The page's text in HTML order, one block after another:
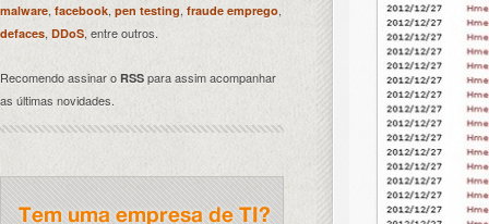
malware, facebook, pen testing, fraude emprego
defaces, DDoS, entre outros.
Recomendo assinar o RSS para assim acompanhar
as últimas novidades.